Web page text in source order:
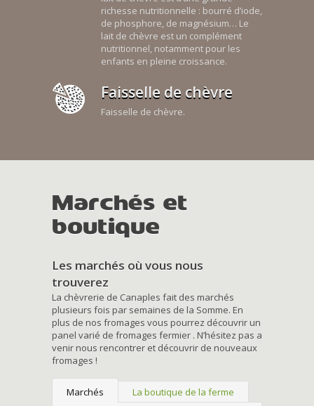
richesse nutritionnelle : bourré d’iode,
de phosphore, de magnésium… Le
lait de chèvre est un complément
nutritionnel, notamment pour les
enfants en pleine croissance.
Faisselle de chèvre
Faisselle de chèvre.
Marchés et
boutique
Les marchés où vous nous
trouverez
La chèvrerie de Canaples fait des marchés
plusieurs fois par semaines de la Somme. En
plus de nos fromages vous pourrez découvrir un
panel varié de fromages fermier . N’hésitez pas a
venir nous rencontrer et découvrir de nouveaux
fromages !
Marchés La boutique de la ferme